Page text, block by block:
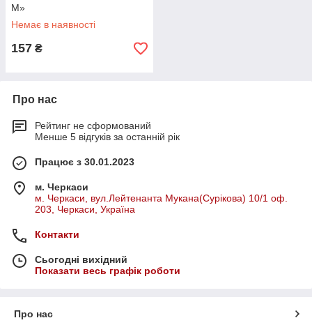
М»
Немає в наявності
157 ₴
Про нас
Рейтинг не сформований
Менше 5 відгуків за останній рік
Працює з 30.01.2023
м. Черкаси
м. Черкаси, вул.Лейтенанта Мукана(Сурікова) 10/1 оф.
203, Черкаси, Україна
Контакти
Сьогодні вихідний
Показати весь графік роботи
Про нас